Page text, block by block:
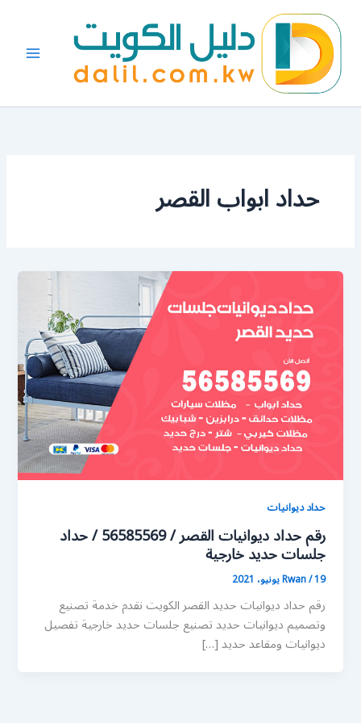
المحتوى
حداد ابواب القصر
حداد ديوانيات
رقم حداد ديوانيات القصر / 56585569 / حداد
جلسات حديد خارجية
Rwan/19 يونيو، 2021
رقم حداد ديوانيات حديد القصر الكويت نقدم خدمة تصنيع
وتصميم ديوانيات حديد تصنيع جلسات حديد خارجية تفصيل
ديوانيات ومقاعد حديد […]